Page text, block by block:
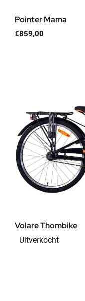
Pointer Mama
€859,00
Volare Thombike
Uitverkocht